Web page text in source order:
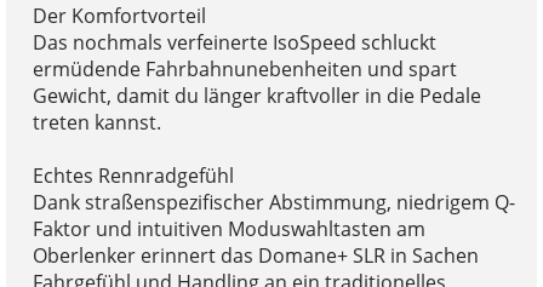
Der Komfortvorteil
Das nochmals verfeinerte IsoSpeed schluckt
ermüdende Fahrbahnunebenheiten und spart
Gewicht, damit du länger kraftvoller in die Pedale
treten kannst.
Echtes Rennradgefühl
Dank straßenspezifischer Abstimmung, niedrigem Q-
Faktor und intuitiven Moduswahltasten am
Oberlenker erinnert das Domane+ SLR in Sachen